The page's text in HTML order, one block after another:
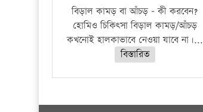
বিড়াল কামড় বা আঁচড় – কী করবেন?
হোমিও চিকিৎসা বিড়াল কামড়/আঁচড়
কখনোই হালকাভাবে নেওয়া যাবে না।...
বিস্তারিত